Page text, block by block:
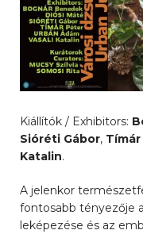
Kiállítók / Exhibitors:
Sióréti Gábor,
Katalin.
A jelenkor
fontosabb tényezője
leképezése és az